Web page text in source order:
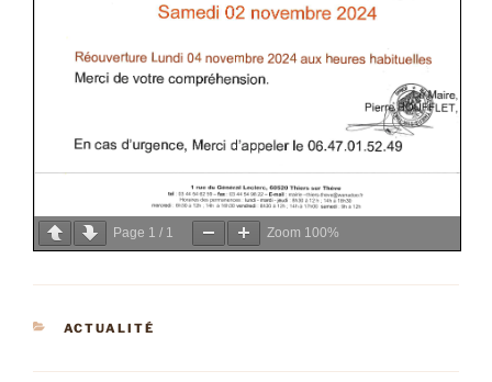
Page 1 / 1 Zoom 100%
CATÉGORIES
ACTUALITÉ